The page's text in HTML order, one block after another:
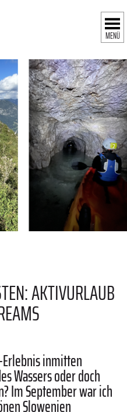
MENÜ
AKTIVURLAUB
inmitten
Wassers oder doch
Im September war ich
Slowenien